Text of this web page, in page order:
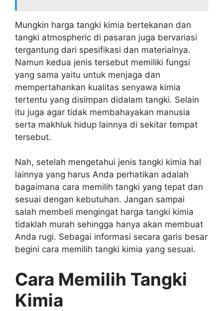
Mungkin harga tangki kimia bertekanan dan
tangki atmospheric di pasaran juga bervariasi
tergantung dari spesifikasi dan materialnya.
Namun kedua jenis tersebut memiliki fungsi
yang sama yaitu untuk menjaga dan
mempertahankan kualitas senyawa kimia
tertentu yang disimpan didalam tangki. Selain
itu juga agar tidak membahayakan manusia
serta makhluk hidup lainnya di sekitar tempat
tersebut.
Nah, setelah mengetahui jenis tangki kimia hal
lainnya yang harus Anda perhatikan adalah
bagaimana cara memilih tangki yang tepat dan
sesuai dengan kebutuhan. Jangan sampai
salah membeli mengingat harga tangki kimia
tidaklah murah sehingga hanya akan membuat
Anda rugi. Sebagai informasi secara garis besar
begini cara memilih tangki kimia yang sesuai.
Cara Memilih Tangki
Kimia